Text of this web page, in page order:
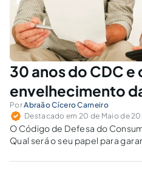
30 anos do CDC e
envelhecimento
PorAbraão Cícero Carneiro
Destacado em 20 de Maio de
O Código de Defesa do
Qual será o seu papel para
brasileira?